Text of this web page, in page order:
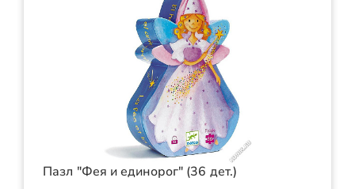
Пазл "Фея и единорог" (36 дет.)